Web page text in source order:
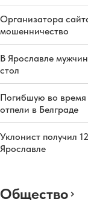
Организатора
мошенничество
В Ярославле
стол
Погибшую во время
отпели в Белграде
Уклонист получил
Ярославле
Общество